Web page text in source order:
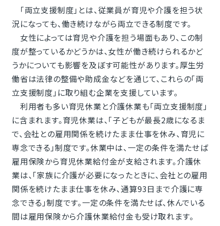
「両立支援制度」とは、従業員が育児や介護を担う状
況になっても、働き続けながら両立できる制度です。
女性によっては育児や介護を担う場面もあり、この制
度が整っているかどうかは、女性が働き続けられるかど
うかについても影響を及ぼす可能性があります。厚生労
働省は法律の整備や助成金などを通じて、これらの「両
立支援制度」に取り組む企業を支援しています。
利用者も多い育児休業と介護休業も「両立支援制度」
に含まれます。育児休業は、「子どもが最長2歳になるま
で、会社との雇用関係を続けたまま仕事を休み、育児に
専念できる」制度です。休業中は、一定の条件を満たせば
雇用保険から育児休業給付金が支給されます。介護休
業は、「家族に介護が必要になったときに、会社との雇用
関係を続けたまま仕事を休み、通算93日まで介護に専
念できる」制度です。一定の条件を満たせば、休んでいる
間は雇用保険から介護休業給付金も受け取れます。